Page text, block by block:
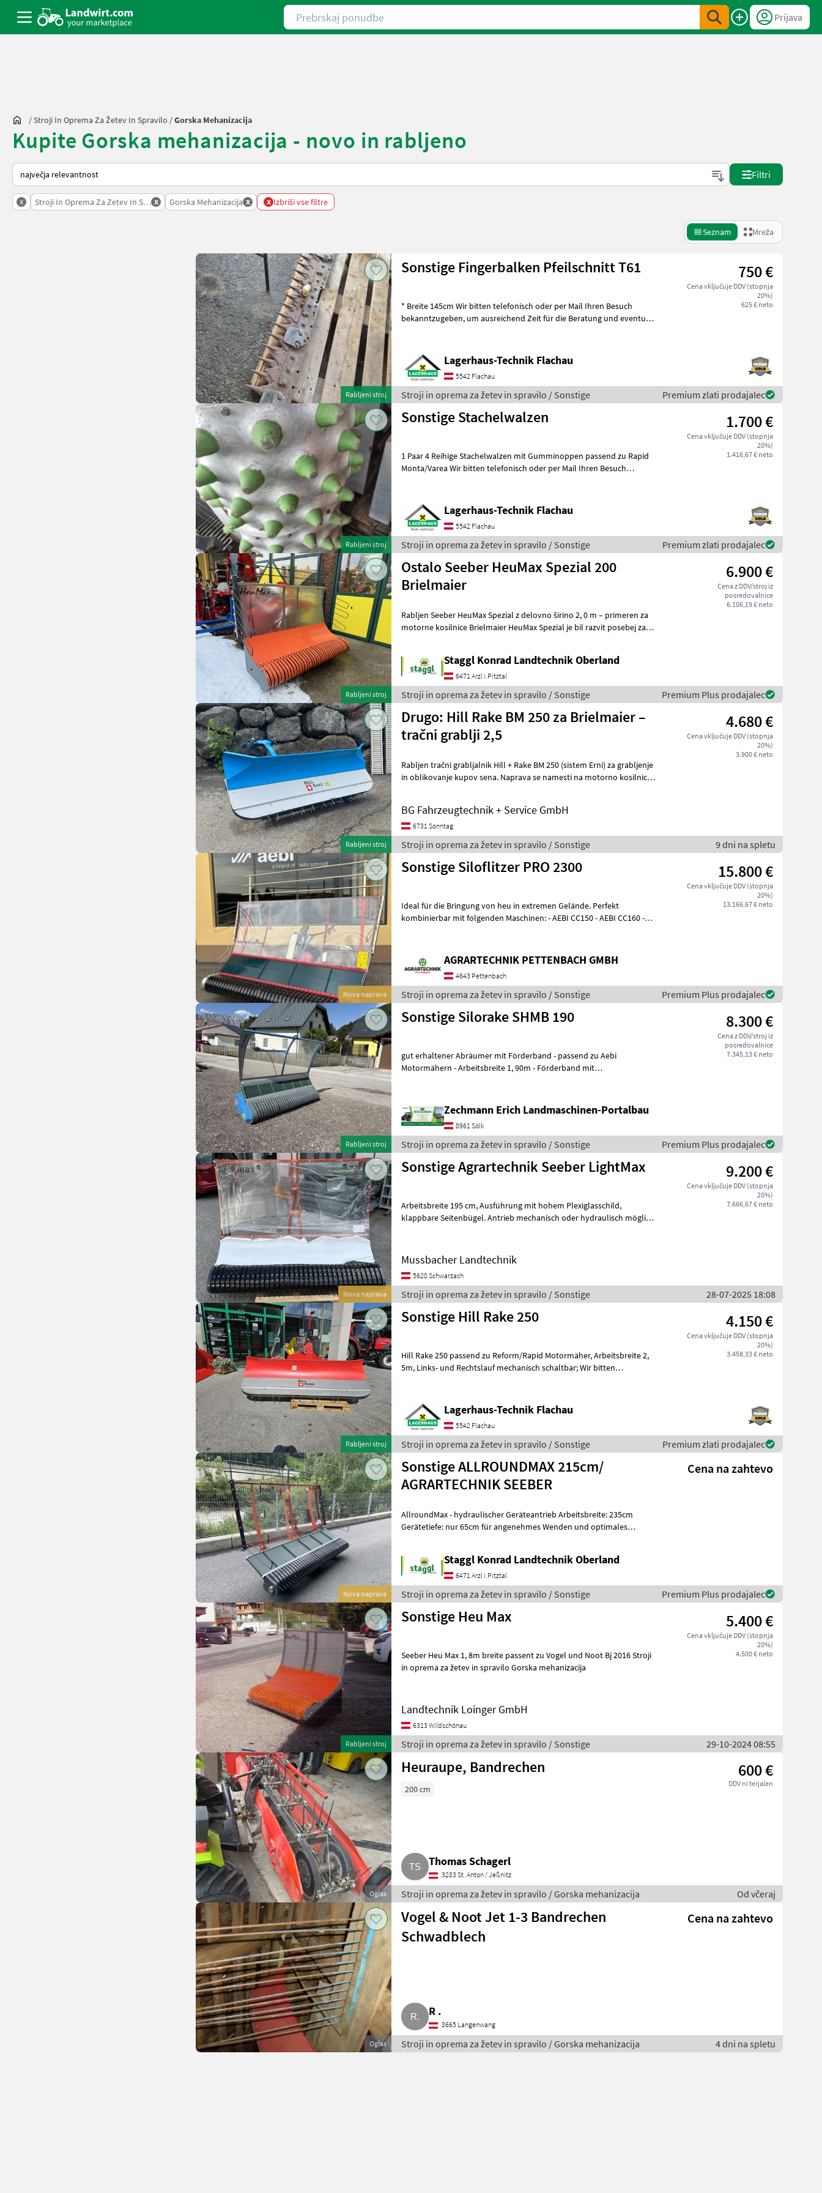
Prebrskaj ponudbe
Prijava
/Stroji In Oprema Za Žetev In Spravilo /Gorska Mehanizacija
Kupite Gorska mehanizacija - novo in rabljeno
Tako je razvrščeno na Landwirt.com
Filtri
x Stroji In Oprema Za Zetev In Spravilo
x Gorska Mehanizacija x x Izbriši vse filtre
Seznam Mreža
Rabljeni stroj
Sonstige Fingerbalken Pfeilschnitt T61 750 €
Cena vključuje DDV (stopnja
20%)
625 € neto
* Breite 145cm Wir bitten telefonisch oder per Mail Ihren Besuch
bekanntzugeben, um ausreichend Zeit für die Beratung und eventuell
Lagerhaus-Technik Flachau
5542 Flachau
Stroji in oprema za žetev in spravilo / Sonstige Premium zlati prodajalec
Rabljeni stroj
Sonstige Stachelwalzen 1.700 €
Cena vključuje DDV (stopnja
20%)
1.416,67 € neto
1 Paar 4 Reihige Stachelwalzen mit Gumminoppen passend zu Rapid
Monta/Varea Wir bitten telefonisch oder per Mail Ihren Besuch
Lagerhaus-Technik Flachau
5542 Flachau
Stroji in oprema za žetev in spravilo / Sonstige Premium zlati prodajalec
Rabljeni stroj
Ostalo Seeber HeuMax Spezial 200
Brielmaier
6.900 €
Cena z DDV/stroj iz
posredovalnice
6.106,19 € neto
Rabljen Seeber HeuMax Spezial z delovno širino 2, 0 m – primeren za
motorne kosilnice Brielmaier HeuMax Spezial je bil razvit posebej za
Staggl Konrad Landtechnik Oberland
6471 Arzl i.Pitztal
Stroji in oprema za žetev in spravilo / Sonstige Premium Plus prodajalec
Rabljeni stroj
Drugo: Hill Rake BM 250 za Brielmaier –
tračni grablji 2,5
4.680 €
Cena vključuje DDV (stopnja
20%)
3.900 € neto
Rabljen tračni grabljalnik Hill + Rake BM 250 (sistem Erni) za grabljenje
in oblikovanje kupov sena. Naprava se namesti na motorno kosilnico
BG Fahrzeugtechnik + Service GmbH
6731 Sonntag
Stroji in oprema za žetev in spravilo / Sonstige 9 dni na spletu
Nova naprava
Sonstige Siloflitzer PRO 2300 15.800 €
Cena vključuje DDV (stopnja
20%)
13.166,67 € neto
Ideal für die Bringung von heu in extremen Gelände. Perfekt
kombinierbar mit folgenden Maschinen: - AEBI CC150 - AEBI CC160 -
AGRARTECHNIK PETTENBACH GMBH
4643 Pettenbach
Stroji in oprema za žetev in spravilo / Sonstige Premium Plus prodajalec
Rabljeni stroj
Sonstige Silorake SHMB 190 8.300 €
Cena z DDV/stroj iz
posredovalnice
7.345,13 € neto
gut erhaltener Abräumer mit Förderband - passend zu Aebi
Motormähern - Arbeitsbreite 1, 90m - Förderband mit
Zechmann Erich Landmaschinen-Portalbau
8961 Sölk
Stroji in oprema za žetev in spravilo / Sonstige Premium Plus prodajalec
Nova naprava
Sonstige Agrartechnik Seeber LightMax 9.200 €
Cena vključuje DDV (stopnja
20%)
7.666,67 € neto
Arbeitsbreite 195 cm, Ausführung mit hohem Plexiglasschild,
klappbare Seitenbügel. Antrieb mechanisch oder hydraulisch möglich,
Mussbacher Landtechnik
5620 Schwarzach
Stroji in oprema za žetev in spravilo / Sonstige 28-07-2025 18:08
Rabljeni stroj
Sonstige Hill Rake 250 4.150 €
Cena vključuje DDV (stopnja
20%)
3.458,33 € neto
Hill Rake 250 passend zu Reform/Rapid Motormäher, Arbeitsbreite 2,
5m, Links- und Rechtslauf mechanisch schaltbar; Wir bitten
Lagerhaus-Technik Flachau
5542 Flachau
Stroji in oprema za žetev in spravilo / Sonstige Premium zlati prodajalec
Nova naprava
Sonstige ALLROUNDMAX 215cm/
AGRARTECHNIK SEEBER
Cena na zahtevo
AllroundMax - hydraulischer Geräteantrieb Arbeitsbreite: 235cm
Gerätetiefe: nur 65cm für angenehmes Wenden und optimales
Staggl Konrad Landtechnik Oberland
6471 Arzl i.Pitztal
Stroji in oprema za žetev in spravilo / Sonstige Premium Plus prodajalec
Rabljeni stroj
Sonstige Heu Max 5.400 €
Cena vključuje DDV (stopnja
20%)
4.500 € neto
Seeber Heu Max 1, 8m breite passent zu Vogel und Noot Bj 2016 Stroji
in oprema za žetev in spravilo Gorska mehanizacija
Landtechnik Loinger GmbH
6313 Wildschönau
Stroji in oprema za žetev in spravilo / Sonstige 29-10-2024 08:55
Oglas
Heuraupe, Bandrechen 600 €
DDV ni terjalen
200 cm
Thomas Schagerl
3283 St. Anton / Jeßnitz
Stroji in oprema za žetev in spravilo / Gorska mehanizacija Od včeraj
Oglas
Vogel & Noot Jet 1-3 Bandrechen
Schwadblech
Cena na zahtevo
R .
8665 Langenwang
Stroji in oprema za žetev in spravilo / Gorska mehanizacija 4 dni na spletu